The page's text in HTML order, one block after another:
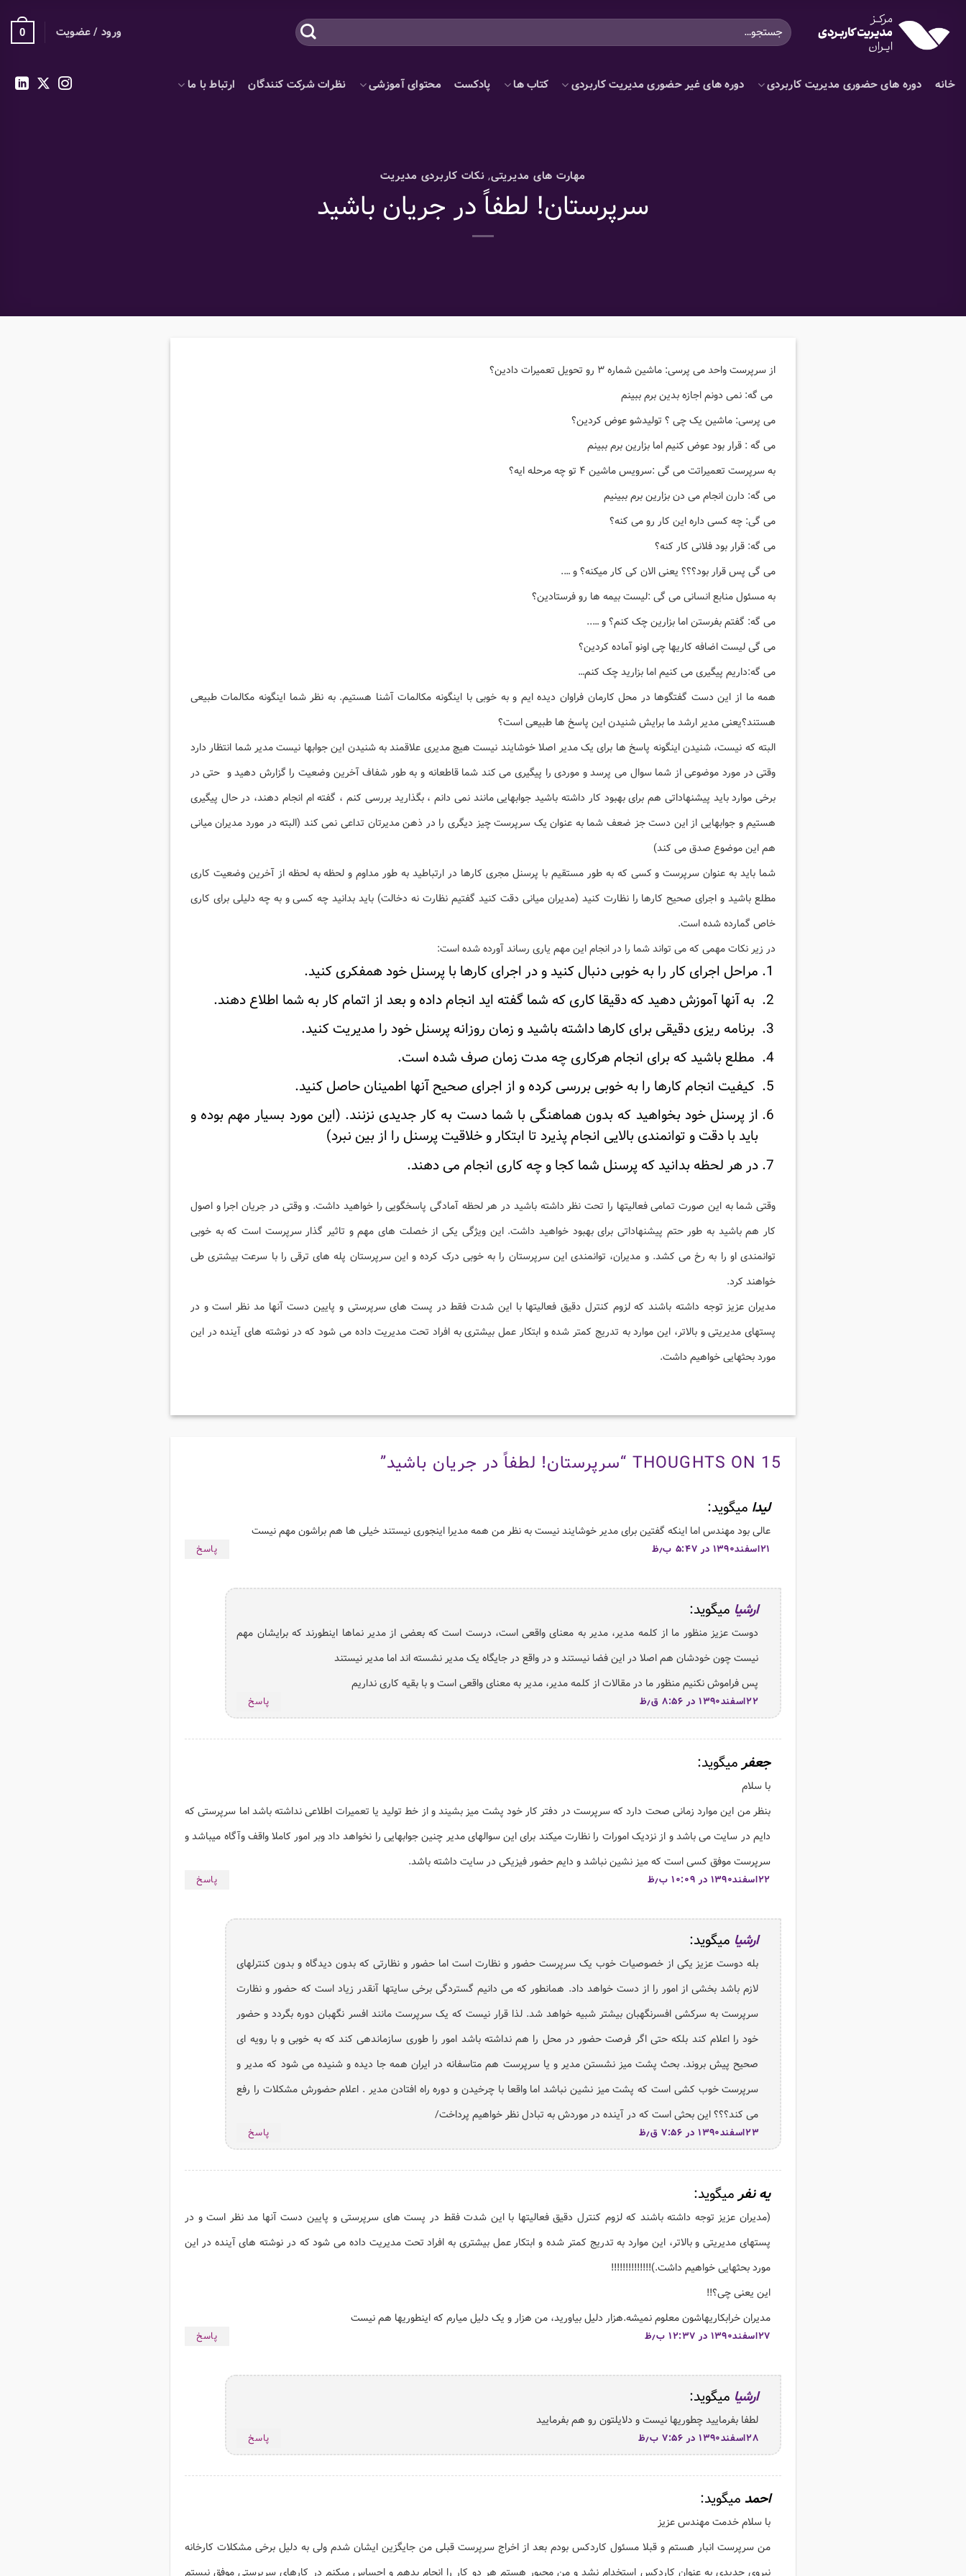
content
جستجو
برای:
ورود / عضویت 0
خانه دوره های حضوری مدیریت کاربردی دوره های غیر حضوری مدیریت کاربردی کتاب ها پادکست محتوای آموزشی نظرات شرکت کنندگان ارتباط با ما
مهارت های مدیریتی, نکات کاربردی مدیریت
سرپرستان! لطفاً در جریان باشید
از سرپرست واحد می پرسی: ماشین شماره ۳ رو تحویل تعمیرات دادین؟
می گه: نمی دونم اجازه بدین برم ببینم
می پرسی: ماشین یک چی ؟ تولیدشو عوض کردین؟
می گه : قرار بود عوض کنیم اما بزارین برم ببینم
به سرپرست تعمیراتت می گی :سرویس ماشین ۴ تو چه مرحله ایه؟
می گه: دارن انجام می دن بزارین برم ببینیم
می گی: چه کسی داره این کار رو می کنه؟
می گه: قرار بود فلانی کار کنه؟
می گی پس قرار بود؟؟؟ یعنی الان کی کار میکنه؟ و ….
به مسئول منابع انسانی می گی :لیست بیمه ها رو فرستادین؟
می گه: گفتم بفرستن اما بزارین چک کنم؟ و …..
می گی لیست اضافه کاریها چی اونو آماده کردین؟
می گه:داریم پیگیری می کنیم اما بزارید چک کنم…
همه ما از این دست گفتگوها در محل کارمان فراوان دیده ایم و به خوبی با اینگونه مکالمات آشنا هستیم. به نظر شما اینگونه مکالمات طبیعی
هستند؟یعنی مدیر ارشد ما برایش شنیدن این پاسخ ها طبیعی است؟
البته که نیست، شنیدن اینگونه پاسخ ها برای یک مدیر اصلا خوشایند نیست هیچ مدیری علاقمند به شنیدن این جوابها نیست مدیر شما انتظار دارد
وقتی در مورد موضوعی از شما سوال می پرسد و موردی را پیگیری می کند شما قاطعانه و به طور شفاف آخرین وضعیت را گزارش دهید و حتی در
برخی موارد باید پیشنهاداتی هم برای بهبود کار داشته باشید جوابهایی مانند نمی دانم ، بگذارید بررسی کنم ، گفته ام انجام دهند، در حال پیگیری
هستیم و جوابهایی از این دست جز ضعف شما به عنوان یک سرپرست چیز دیگری را در ذهن مدیرتان تداعی نمی کند (البته در مورد مدیران میانی
هم این موضوع صدق می کند)
شما باید به عنوان سرپرست و کسی که به طور مستقیم با پرسنل مجری کارها در ارتباطید به طور مداوم و لحظه به لحظه از آخرین وضعیت کاری
مطلع باشید و اجرای صحیح کارها را نظارت کنید (مدیران میانی دقت کنید گفتیم نظارت نه دخالت) باید بدانید چه کسی و به چه دلیلی برای کاری
خاص گمارده شده است.
در زیر نکات مهمی که می تواند شما را در انجام این مهم یاری رساند آورده شده است:
مراحل اجرای کار را به خوبی دنبال کنید و در اجرای کارها با پرسنل خود همفکری کنید.
به آنها آموزش دهید که دقیقا کاری که شما گفته اید انجام داده و بعد از اتمام کار به شما اطلاع دهند.
برنامه ریزی دقیقی برای کارها داشته باشید و زمان روزانه پرسنل خود را مدیریت کنید.
مطلع باشید که برای انجام هرکاری چه مدت زمان صرف شده است.
کیفیت انجام کارها را به خوبی بررسی کرده و از اجرای صحیح آنها اطمینان حاصل کنید.
از پرسنل خود بخواهید که بدون هماهنگی با شما دست به کار جدیدی نزنند. (این مورد بسیار مهم بوده و
باید با دقت و توانمندی بالایی انجام پذیرد تا ابتکار و خلاقیت پرسنل را از بین نبرد)
در هر لحظه بدانید که پرسنل شما کجا و چه کاری انجام می دهند.
وقتی شما به این صورت تمامی فعالیتها را تحت نظر داشته باشید در هر لحظه آمادگی پاسخگویی را خواهید داشت. و وقتی در جریان اجرا و اصول
کار هم باشید به طور حتم پیشنهاداتی برای بهبود خواهید داشت. این ویژگی یکی از خصلت های مهم و تاثیر گذار سرپرست است که به خوبی
توانمندی او را به رخ می کشد. و مدیران، توانمندی این سرپرستان را به خوبی درک کرده و این سرپرستان پله های ترقی را با سرعت بیشتری طی
خواهند کرد.
مدیران عزیز توجه داشته باشند که لزوم کنترل دقیق فعالیتها با این شدت فقط در پست های سرپرستی و پایین دست آنها مد نظر است و در
پستهای مدیریتی و بالاتر، این موارد به تدریج کمتر شده و ابتکار عمل بیشتری به افراد تحت مدیریت داده می شود که در نوشته های آینده در این
مورد بحثهایی خواهیم داشت.
15 THOUGHTS ON “ سرپرستان! لطفاً در جریان باشید”
لیدا میگوید:
عالی بود مهندس اما اینکه گفتین برای مدیر خوشایند نیست به نظر من همه مدیرا اینجوری نیستند خیلی ها هم براشون مهم نیست
۲۱اسفند۱۳۹۰ در ۵:۴۷ ب٫ظ پاسخ
ارشیا میگوید:
دوست عزیز منظور ما از کلمه مدیر، مدیر به معنای واقعی است، درست است که بعضی از مدیر نماها اینطورند که برایشان مهم
نیست چون خودشان هم اصلا در این فضا نیستند و در واقع در جایگاه یک مدیر نشسته اند اما مدیر نیستند
پس فراموش نکنیم منظور ما در مقالات از کلمه مدیر، مدیر به معنای واقعی است و با بقیه کاری نداریم
۲۲اسفند۱۳۹۰ در ۸:۵۶ ق٫ظ پاسخ
جعفر میگوید:
با سلام
بنظر من این موارد زمانی صحت دارد که سرپرست در دفتر کار خود پشت میز بشیند و از خط تولید یا تعمیرات اطلاعی نداشته باشد اما سرپرستی که
دایم در سایت می باشد و از نزدیک امورات را نظارت میکند برای این سوالهای مدیر چنین جوابهایی را نخواهد داد وبر امور کاملا واقف وآگاه میباشد و
سرپرست موفق کسی است که میز نشین نباشد و دایم حضور فیزیکی در سایت داشته باشد.
۲۲اسفند۱۳۹۰ در ۱۰:۰۹ ب٫ظ پاسخ
ارشیا میگوید:
بله دوست عزیز یکی از خصوصیات خوب یک سرپرست حضور و نظارت است اما حضور و نظارتی که بدون دیدگاه و بدون کنترلهای
لازم باشد بخشی از امور را از دست خواهد داد. همانطور که می دانیم گستردگی برخی سایتها آنقدر زیاد است که حضور و نظارت
سرپرست به سرکشی افسرنگهبان بیشتر شبیه خواهد شد. لذا قرار نیست که یک سرپرست مانند افسر نگهبان دوره بگردد و حضور
خود را اعلام کند بلکه حتی اگر فرصت حضور در محل را هم نداشته باشد امور را طوری سازماندهی کند که به خوبی و با رویه ای
صحیح پیش بروند. بحث پشت میز نشستن مدیر و یا سرپرست هم متاسفانه در ایران همه جا دیده و شنیده می شود که مدیر و
سرپرست خوب کشی است که پشت میز نشین نباشد اما واقعا با چرخیدن و دوره راه افتادن مدیر . اعلام حضورش مشکلات را رفع
می کند؟؟؟ این بحثی است که در آینده در موردش به تبادل نظر خواهیم پرداخت/
۲۳اسفند۱۳۹۰ در ۷:۵۶ ق٫ظ پاسخ
یه نفر میگوید:
(مدیران عزیز توجه داشته باشند که لزوم کنترل دقیق فعالیتها با این شدت فقط در پست های سرپرستی و پایین دست آنها مد نظر است و در
پستهای مدیریتی و بالاتر، این موارد به تدریج کمتر شده و ابتکار عمل بیشتری به افراد تحت مدیریت داده می شود که در نوشته های آینده در این
مورد بحثهایی خواهیم داشت.)!!!!!!!!!!!!!!
این یعنی چی؟!!
مدیران خرابکاریهاشون معلوم نمیشه.هزار دلیل بیاورید، من هزار و یک دلیل میارم که اینطوریها هم نیست
۲۷اسفند۱۳۹۰ در ۱۲:۳۷ ب٫ظ پاسخ
ارشیا میگوید:
لطفا بفرمایید چطوریها نیست و دلایلتون رو هم بفرمایید
۲۸اسفند۱۳۹۰ در ۷:۵۶ ب٫ظ پاسخ
احمد میگوید:
با سلام خدمت مهندس عزیز
من سرپرست انبار هستم و قبلا مسئول کاردکس بودم بعد از اخراج سرپرست قبلی من جایگزین ایشان شدم ولی به دلیل برخی مشکلات کارخانه
نیروی جدیدی به عنوان کاردکس استخدام نشد و من مجبور هستم هر دو کار را انجام بدهم و احساس میکنم در کارهای سرپرستی موفق نیستم